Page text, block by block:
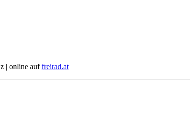
| online auffreirad.at